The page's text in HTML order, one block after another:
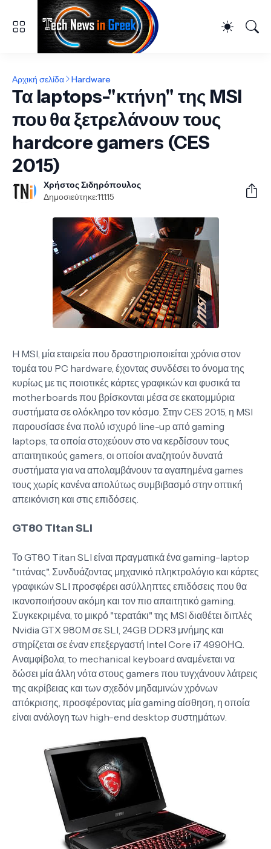
Αρχική σελίδα Hardware
Τα laptops-"κτήνη" της MSI
που θα ξετρελάνουν τους
hardcore gamers (CES
2015)
Χρήστος Σιδηρόπουλος
Δημοσιεύτηκε:11.1.15
H MSI, μία εταιρεία που δραστηριοποιείται χρόνια στον
τομέα του PC hardware, έχοντας συνδέσει το όνομα της
κυρίως με τις ποιοτικές κάρτες γραφικών και φυσικά τα
motherboards που βρίσκονται μέσα σε εκατομμύρια
συστήματα σε ολόκληρο τον κόσμο. Στην CES 2015, η MSI
παρουσίασε ένα πολύ ισχυρό line-up από gaming
laptops, τα οποία στοχεύουν στο να κερδίσουν τους
απαιτητικούς gamers, οι οποίοι αναζητούν δυνατά
συστήματα για να απολαμβάνουν τα αγαπημένα games
τους χωρίς κανένα απολύτως συμβιβασμό στην οπτική
απεικόνιση και στις επιδόσεις.
GT80 Titan SLI
Το GT80 Titan SLI είναι πραγματικά ένα gaming-laptop
"τιτάνας". Συνδυάζοντας μηχανικό πληκτρολόγιο και κάρτες
γραφικών SLI προσφέρει ασύλληπτες επιδόσεις που θα
ικανοποιήσουν ακόμη και τον πιο απαιτητικό gaming.
Συγκεκριμένα, το μικρό "τερατάκι" της MSI διαθέτει διπλές
Nvidia GTX 980M σε SLI, 24GB DDR3 μνήμης και
στηρίζεται σε έναν επεξεργαστή Intel Core i7 4990ΗQ.
Αναμφίβολα, τo mechanical keyboard αναμένεται να
δώσει μία άλλη νότα στους gamers που τυγχάνουν λάτρεις
της ακρίβειας και των σχεδόν μηδαμινών χρόνων
απόκρισης, προσφέροντας μία gaming αίσθηση, η οποία
είναι ανάλογη των high-end desktop συστημάτων.